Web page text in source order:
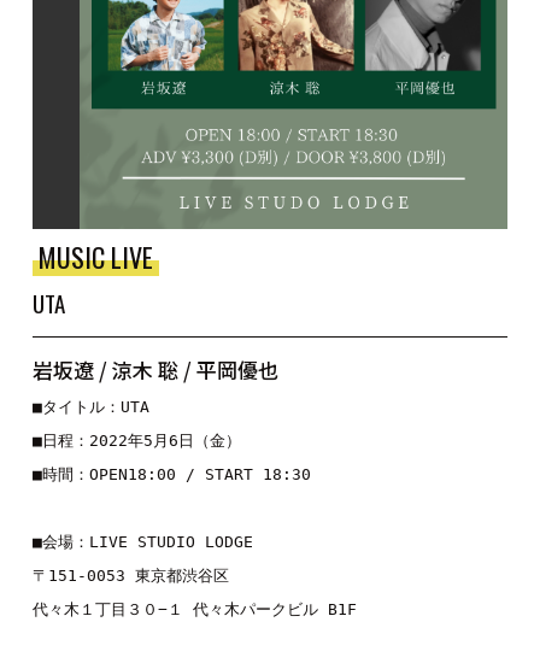
MUSIC LIVE
UTA
岩坂遼 / 涼木 聡 / 平岡優也
■タイトル：UTA
■日程：2022年5月6日（金）
■時間：OPEN18:00 / START 18:30
■会場：LIVE STUDIO LODGE
〒151-0053 東京都渋谷区
代々木１丁目３０−１ 代々木パークビル B1F